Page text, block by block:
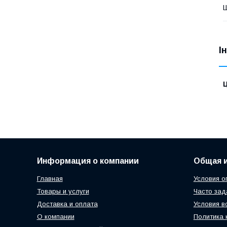
Информация о компании
Главная
Товары и услуги
Доставка и оплата
О компании
Общая
Условия
Часто
Условия
Политика